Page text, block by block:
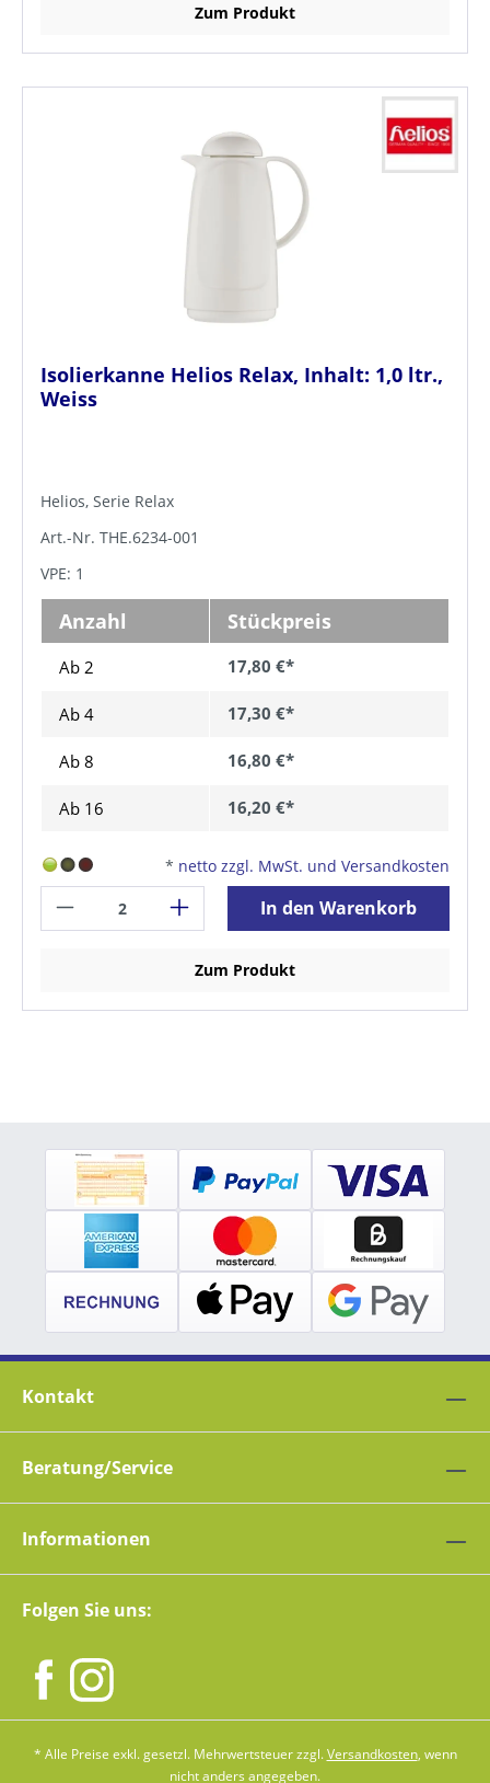
Zum Produkt
Isolierkanne Helios Relax, Inhalt: 1,0 ltr.,
Weiss
Helios, Serie Relax
Art.-Nr. THE.6234-001
VPE: 1
Anzahl Stückpreis
Ab 2 17,80 €*
Ab 4 17,30 €*
Ab 8 16,80 €*
Ab 16 16,20 €*
* netto zzgl. MwSt. und Versandkosten
In den Warenkorb
Zum Produkt
Kontakt
Beratung/Service
Informationen
Folgen Sie uns:
* Alle Preise exkl. gesetzl. Mehrwertsteuer zzgl.Versandkosten, wenn
nicht anders angegeben.